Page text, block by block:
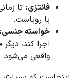
فانتزی: تا
یا رویاست.
خواسته جنسی:
اجرا کند،
واقعی می‌شود.